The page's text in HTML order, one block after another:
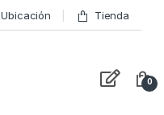
Ubicación Tienda
0